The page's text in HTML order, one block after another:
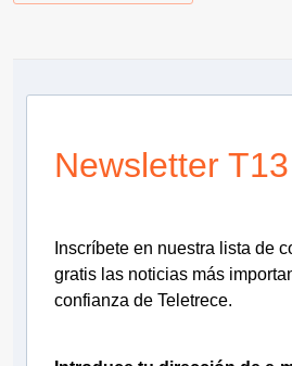
Newsletter T13
Inscríbete en nuestra lista de
gratis las noticias más
confianza de Teletrece.